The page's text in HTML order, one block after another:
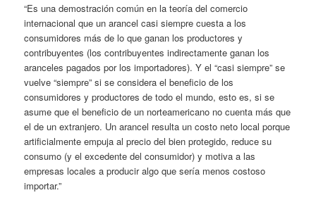
“Es una demostración común en la teoría del comercio
internacional que un arancel casi siempre cuesta a los
consumidores más de lo que ganan los productores y
contribuyentes (los contribuyentes indirectamente ganan los
aranceles pagados por los importadores). Y el “casi siempre” se
vuelve “siempre” si se considera el beneficio de los
consumidores y productores de todo el mundo, esto es, si se
asume que el beneficio de un norteamericano no cuenta más que
el de un extranjero. Un arancel resulta un costo neto local porque
artificialmente empuja al precio del bien protegido, reduce su
consumo (y el excedente del consumidor) y motiva a las
empresas locales a producir algo que sería menos costoso
importar.”